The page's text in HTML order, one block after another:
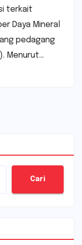
terkait
Daya Mineral
pedagang
Menurut…
Cari